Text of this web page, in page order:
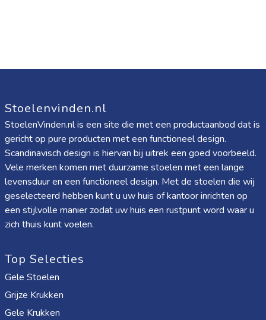
Stoelenvinden.nl
StoelenVinden.nl is een site die met een productaanbod dat is
gericht op pure producten met een functioneel design.
Scandinavisch design is hiervan bij uitrek een goed voorbeeld.
Vele merken komen met duurzame stoelen met een lange
levensduur en een functioneel design. Met de stoelen die wij
geselecteerd hebben kunt u uw huis of kantoor inrichten op
een stijlvolle manier zodat uw huis een rustpunt word waar u
zich thuis kunt voelen.
Top Selecties
Gele Stoelen
Grijze Krukken
Gele Krukken